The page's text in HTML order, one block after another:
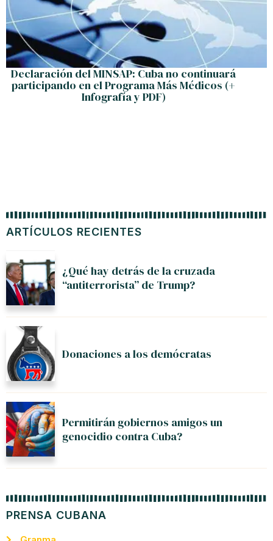
ARTÍCULOS RECIENTES
¿Qué hay detrás de la cruzada
“antiterrorista” de Trump?
Donaciones a los demócratas
Permitirán gobiernos amigos un
genocidio contra Cuba?
PRENSA CUBANA
Declaración del MINSAP: Cuba no continuará
participando en el Programa Más Médicos (+
Infografía y PDF)